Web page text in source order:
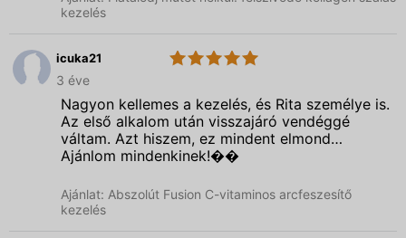
kezelés
icuka21
kozmetika
5.0
3 éve
Nagyon kellemes a kezelés, és Rita személye is.
Az első alkalom után visszajáró vendéggé
váltam. Azt hiszem, ez mindent elmond…
Ajánlom mindenkinek!��
Ajánlat: Abszolút Fusion C-vitaminos arcfeszesítő
kezelés